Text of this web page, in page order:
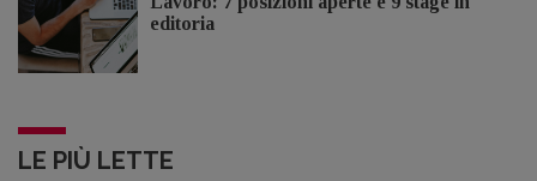
editoria
LE PIÙ LETTE